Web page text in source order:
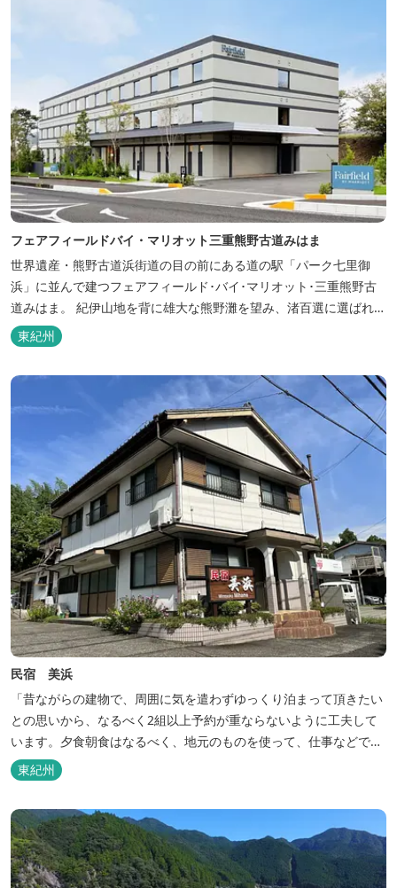
フェアフィールドバイ・マリオット三重熊野古道みはま
世界遺産・熊野古道浜街道の目の前にある道の駅「パーク七里御
浜」に並んで建つフェアフィールド･バイ･マリオット･三重熊野古
道みはま。 紀伊山地を背に雄大な熊野灘を望み、渚百選に選ばれた
七里御浜海岸などの美しい自然が広がります。一年を通して暖かで
過ごしやすく、季節を通じて穫れる数々の品種のみかんをはじめ、
巡る旅の拠点として、当...
東紀州
民宿 美浜
「昔ながらの建物で、周囲に気を遣わずゆっくり泊まって頂きたい
との思いから、なるべく2組以上予約が重ならないように工夫して
います。夕食朝食はなるべく、地元のものを使って、仕事などで連
泊の方には日替わりでご用意します。」オーナー様談。もし重なっ
た場合は、ごめんなさい。
東紀州